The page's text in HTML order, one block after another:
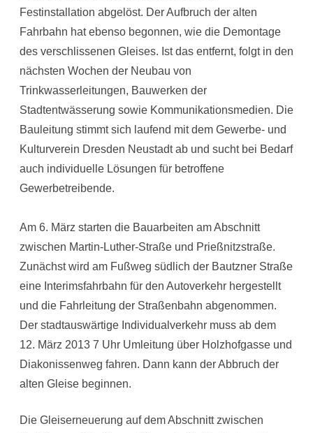
Festinstallation abgelöst. Der Aufbruch der alten
Fahrbahn hat ebenso begonnen, wie die Demontage
des verschlissenen Gleises. Ist das entfernt, folgt in den
nächsten Wochen der Neubau von
Trinkwasserleitungen, Bauwerken der
Stadtentwässerung sowie Kommunikationsmedien. Die
Bauleitung stimmt sich laufend mit dem Gewerbe- und
Kulturverein Dresden Neustadt ab und sucht bei Bedarf
auch individuelle Lösungen für betroffene
Gewerbetreibende.
Am 6. März starten die Bauarbeiten am Abschnitt
zwischen Martin-Luther-Straße und Prießnitzstraße.
Zunächst wird am Fußweg südlich der Bautzner Straße
eine Interimsfahrbahn für den Autoverkehr hergestellt
und die Fahrleitung der Straßenbahn abgenommen.
Der stadtauswärtige Individualverkehr muss ab dem
12. März 2013 7 Uhr Umleitung über Holzhofgasse und
Diakonissenweg fahren. Dann kann der Abbruch der
alten Gleise beginnen.
Die Gleiserneuerung auf dem Abschnitt zwischen